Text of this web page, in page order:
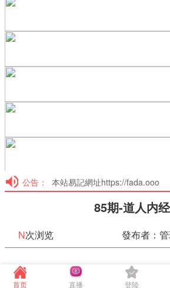
公告： 本站易記網址https://fada.ooo
85期-道人内经
N次浏览 發布者：
85期-道人内经
首页 直播 登陸